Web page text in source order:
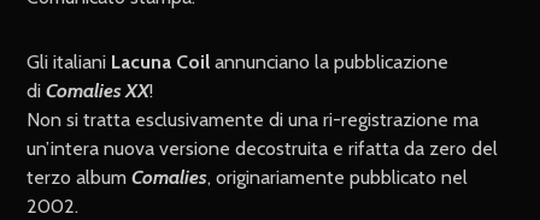
Gli italiani Lacuna Coil annunciano la pubblicazione
diComalies XX!
Non si tratta esclusivamente di una ri-registrazione ma
un’intera nuova versione decostruita e rifatta da zero del
terzo albumComalies, originariamente pubblicato nel
2002.